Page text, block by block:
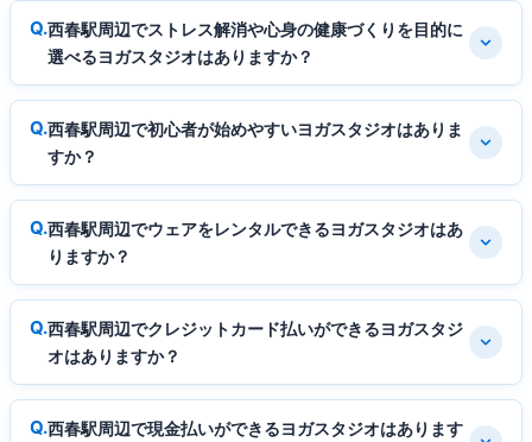
西春駅周辺でストレス解消や心身の健康づくりを目的に
選べるヨガスタジオはありますか？
西春駅周辺で初心者が始めやすいヨガスタジオはありま
すか？
西春駅周辺でウェアをレンタルできるヨガスタジオはあ
りますか？
西春駅周辺でクレジットカード払いができるヨガスタジ
オはありますか？
西春駅周辺で現金払いができるヨガスタジオはあります